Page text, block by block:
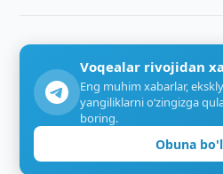
Voqealar rivojidan
Eng muhim xabarlar,
yangiliklarni o‘zingizga
boring.
Obuna